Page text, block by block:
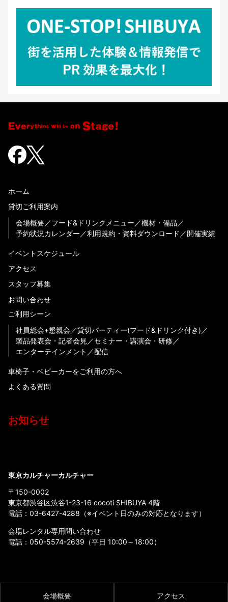
ホーム
貸切ご利用案内
会場概要
フード&ドリンクメニュー
機材・備品
予約状況カレンダー
利用規約・資料ダウンロード 開催実績
イベントスケジュール
アクセス
スタッフ募集
お問い合わせ
ご利用シーン
社員総会+懇親会
貸切パーティー(フード&ドリンク付き)
製品発表会・記者会見
セミナー・講演会・研修
エンターテインメント
配信
車椅子・ベビーカーをご利用の方へ
よくある質問
お知らせ
東京カルチャーカルチャー
〒150-0002
東京都渋谷区渋谷1-23-16 cocoti SHIBUYA 4階
電話： 03-6427-4288 （※イベント日のみの対応となります）
会場レンタル専用問い合わせ
電話： 050-5574-2639 （平日 10:00～18:00）
会場概要 アクセス